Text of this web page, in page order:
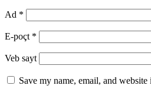
Ad *
E-poçt *
Veb sayt
Save my name, email, and